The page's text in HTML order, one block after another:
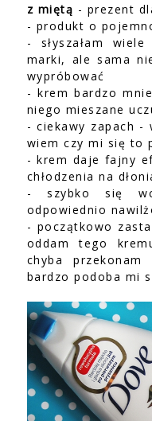
z miętą - prezent
- produkt o
- słyszałam
marki, ale sama
wypróbować
- krem bardzo
niego mieszane
- ciekawy zapach -
wiem czy mi się to
- krem daje fajny
chłodzenia na
- szybko się
odpowiednio
- początkowo
oddam tego
chyba
bardzo podoba mi